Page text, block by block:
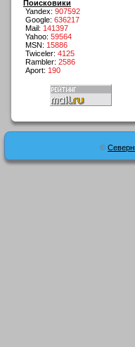
Поисковики
Yandex: 907592
Google: 636217
Mail: 141397
Yahoo: 59564
MSN: 15886
Twiceler: 4125
Rambler: 2586
Aport: 190
©